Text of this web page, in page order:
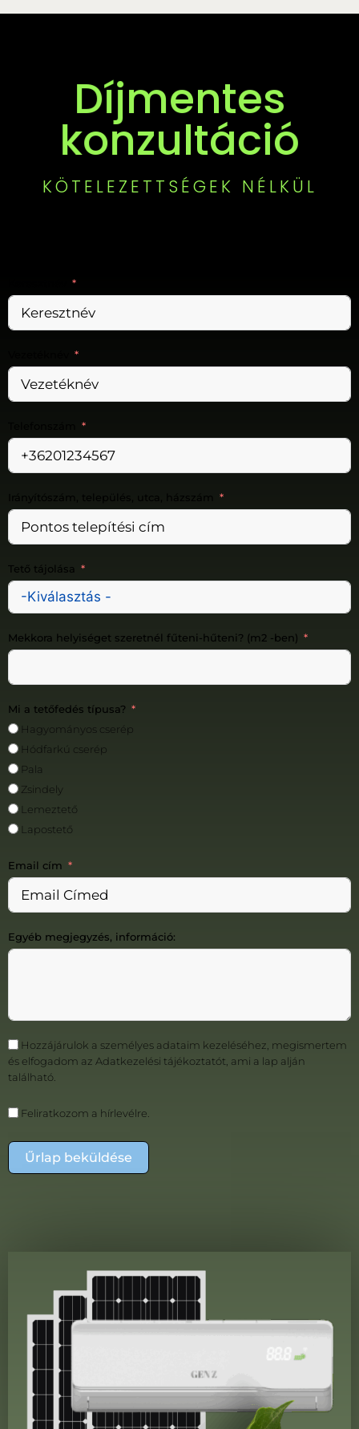
Díjmentes
konzultáció
KÖTELEZETTSÉGEK NÉLKÜL
Tető tájolása
Mekkora helyiséget szeretnél fűteni-hűteni? (m2 -ben)
Mi a tetőfedés típusa?
Hagyományos cserép
Hódfarkú cserép
Pala
Zsindely
Lemeztető
Lapostető
Email cím
Egyéb megjegyzés, információ:
Hozzájárulok a személyes adataim kezeléséhez, megismertem
és elfogadom az Adatkezelési tájékoztatót, ami a lap alján
található.
Feliratkozom a hírlevélre.
Űrlap beküldése